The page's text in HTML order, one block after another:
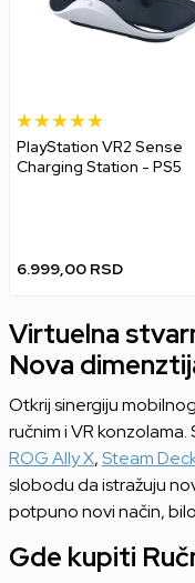
PlayStation VR2 Sense
Charging Station - PS5
6.999,00 RSD
Virtuelna
Nova
Otkrij sinergiju
ručnim i VR
ROG Ally X,Steam
slobodu da istražuju
potpuno novi način,
Gde kupiti